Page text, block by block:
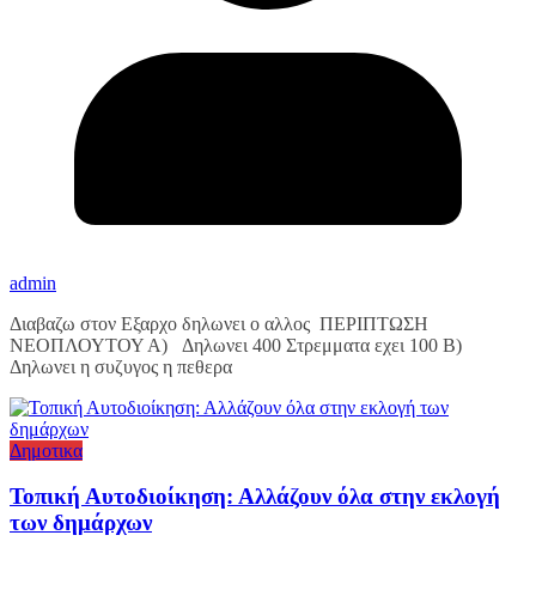
admin
Διαβαζω στον Εξαρχο δηλωνει ο αλλος ΠΕΡΙΠΤΩΣΗ
ΝΕΟΠΛΟΥΤΟΥ Α) Δηλωνει 400 Στρεμματα εχει 100 Β)
Δηλωνει η συζυγος η πεθερα
Δημοτικα
Τοπική Αυτοδιοίκηση: Αλλάζουν όλα στην εκλογή
των δημάρχων